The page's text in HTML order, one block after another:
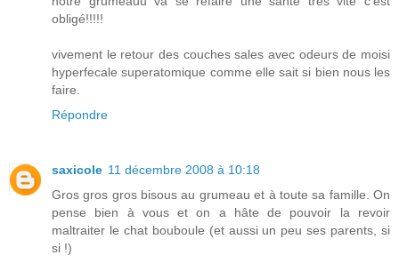
obligé!!!!!
vivement le retour des couches sales avec odeurs de moisi
hyperfecale superatomique comme elle sait si bien nous les
faire.
Répondre
saxicole 11 décembre 2008 à 10:18
Gros gros gros bisous au grumeau et à toute sa famille. On
pense bien à vous et on a hâte de pouvoir la revoir
maltraiter le chat bouboule (et aussi un peu ses parents, si
si !)